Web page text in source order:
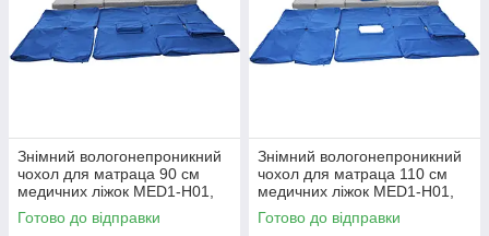
Знімний вологонепроникний
чохол для матраца 90 см
медичних ліжок MED1-Н01,
MED1-Н03 (8 см)
Готово до відправки
Знімний вологонепроникний
чохол для матраца 110 см
медичних ліжок MED1-Н01,
MED1-Н03 (8 см)
Готово до відправки